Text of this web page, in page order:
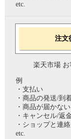
etc.
注文
楽天市場 お
例
・支払い
・商品の発送/到
・商品が届かない
・キャンセル/返
・ショップと連
etc.